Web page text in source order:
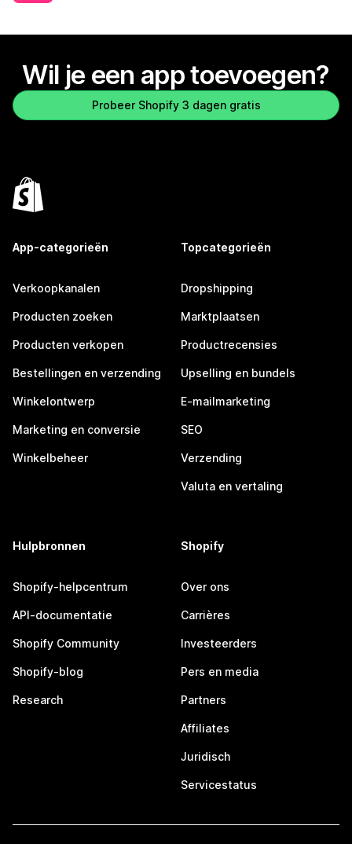
Wil je een app toevoegen?
Probeer Shopify 3 dagen gratis
App-categorieën
Verkoopkanalen
Producten zoeken
Producten verkopen
Bestellingen en verzending
Winkelontwerp
Marketing en conversie
Winkelbeheer
Topcategorieën
Dropshipping
Marktplaatsen
Productrecensies
Upselling en bundels
E-mailmarketing
SEO
Verzending
Valuta en vertaling
Hulpbronnen
Shopify-helpcentrum
API-documentatie
Shopify Community
Shopify-blog
Research
Shopify
Over ons
Carrières
Investeerders
Pers en media
Partners
Affiliates
Juridisch
Servicestatus